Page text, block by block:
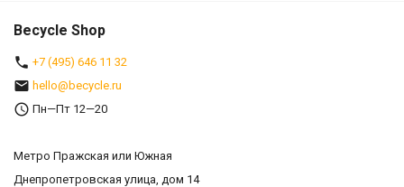
Becycle Shop
+7 (495) 646 11 32
hello@becycle.ru
Пн—Пт 12—20
Метро Пражская или Южная
Днепропетровская улица, дом 14